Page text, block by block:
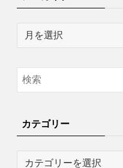
イ
ブ
カテゴリー